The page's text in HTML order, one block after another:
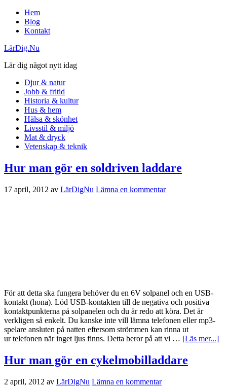
Hem
Blog
Kontakt
LärDig.Nu
Lär dig något nytt idag
Djur & natur
Jobb & fritid
Historia & kultur
Hus & hem
Hälsa & skönhet
Livsstil & miljö
Mat & dryck
Vetenskap & teknik
Hur man gör en soldriven laddare
17 april, 2012 av LärDigNu Lämna en kommentar
För att detta ska fungera behöver du en 6V solpanel och en USB-
kontakt (hona). Löd USB-kontakten till de negativa och positiva
kontaktpunkterna på solpanelen och du är redo att köra. Det är
verkligen så enkelt. Du kanske inte vill lämna telefonen eller mp3-
spelare ansluten på natten eftersom strömmen kan rinna ut
ur telefonen när inget ljus finns. Detta beror på att vi … [Läs mer...]
Hur man gör en cykelmobilladdare
2 april, 2012 av LärDigNu Lämna en kommentar